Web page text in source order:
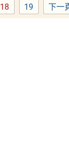
Page
18 Page
19 下一